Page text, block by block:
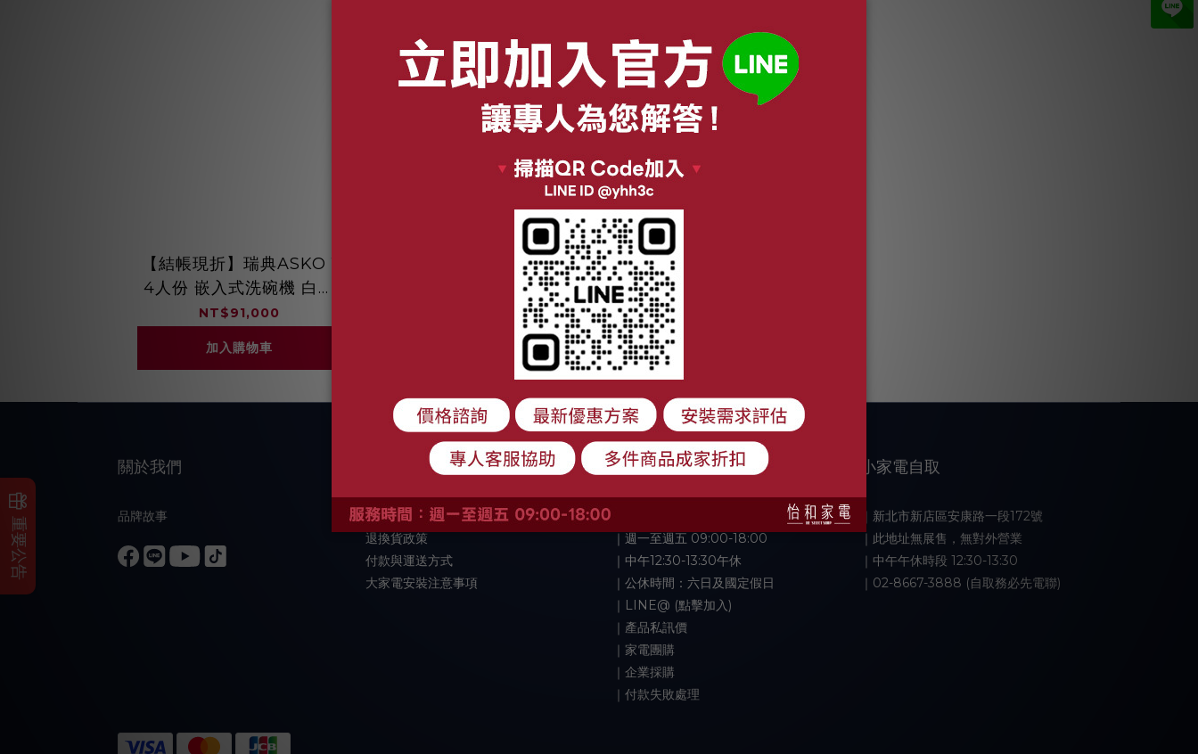
【結帳現折】瑞典ASKO 1
4人份 嵌入式洗碗機 白色
DBI545IK.W.TW
NT$91,000
加入購物車
關於我們
品牌故事
顧客服務
購物須知
退換貨政策
付款與運送方式
大家電安裝注意事項
聯絡我們
｜週一至週五 09:00-18:00
｜中午12:30-13:30午休
｜公休時間：六日及國定假日
｜LINE@ (點擊加入)
｜產品私訊價
｜家電團購
｜企業採購
｜付款失敗處理
小家電自取
｜新北市新店區安康路一段172號
｜此地址無展售，無對外營業
｜中午午休時段 12:30-13:30
｜02-8667-3888 (自取務必先電聯)
重要公告